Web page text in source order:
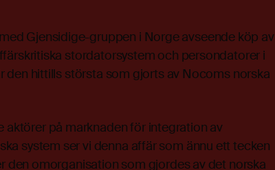
Gjensidige-gruppen i Norge avseende köp av
stordatorsystem och persondatorer i
den hittills största som gjorts av Nocoms norska
aktörer på marknaden för integration av
system ser vi denna affär som ännu ett tecken
den omorganisation som gjordes av det norska